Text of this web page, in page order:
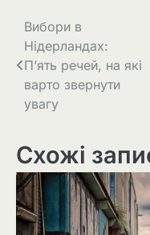
Навігація
записів
Вибори в
Нідерландах:
П’ять речей, на які
варто звернути
увагу
Схожі